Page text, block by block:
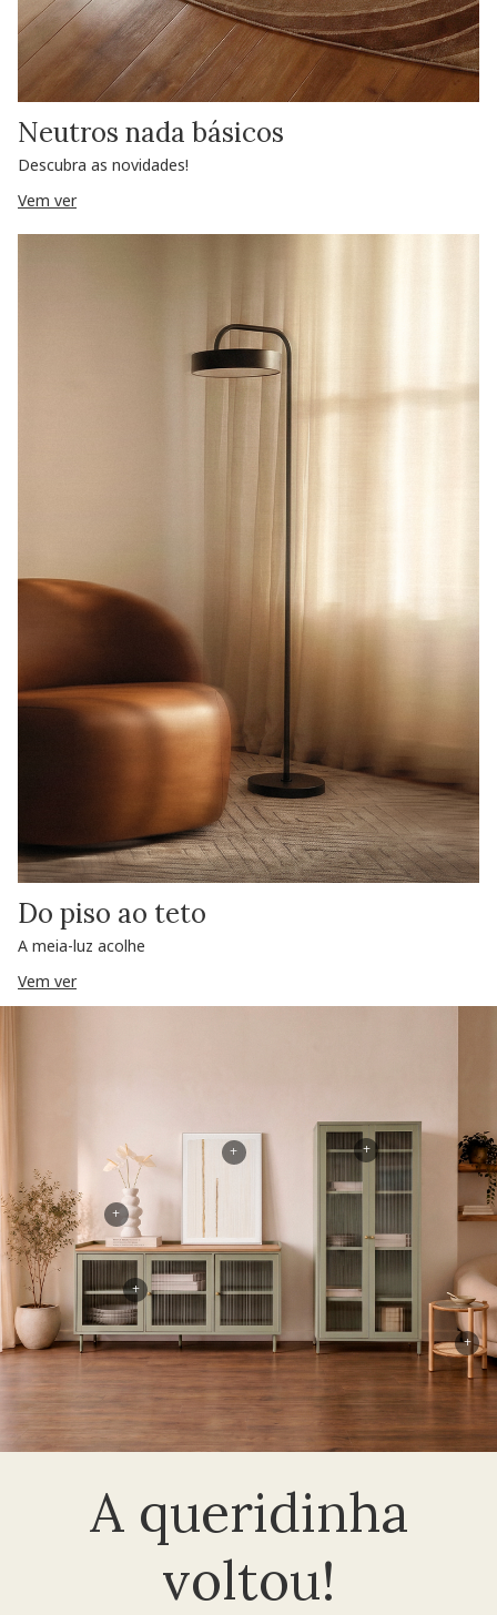
Neutros nada básicos
Descubra as novidades!
Vem ver
Do piso ao teto
A meia-luz acolhe
Vem ver
A queridinha
voltou!
+
+
+
+
+